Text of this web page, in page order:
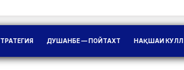
ДУШАНБЕ — ПОЙТАХТ НАҚШАИ КУЛЛ